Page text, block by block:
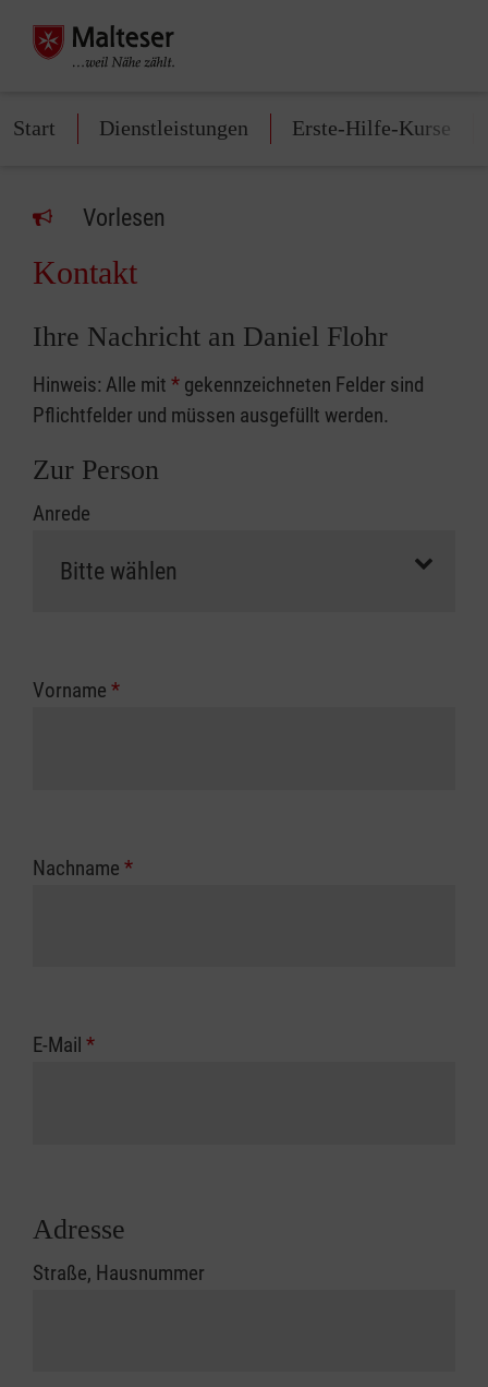
Start Dienstleistungen Erste-Hilfe-Kurse
Vorlesen
Kontakt
Ihre Nachricht an Daniel Flohr
Hinweis: Alle mit * gekennzeichneten Felder sind
Pflichtfelder und müssen ausgefüllt werden.
Zur Person
Anrede
Vorname *
Nachname *
E-Mail *
Adresse
Straße, Hausnummer